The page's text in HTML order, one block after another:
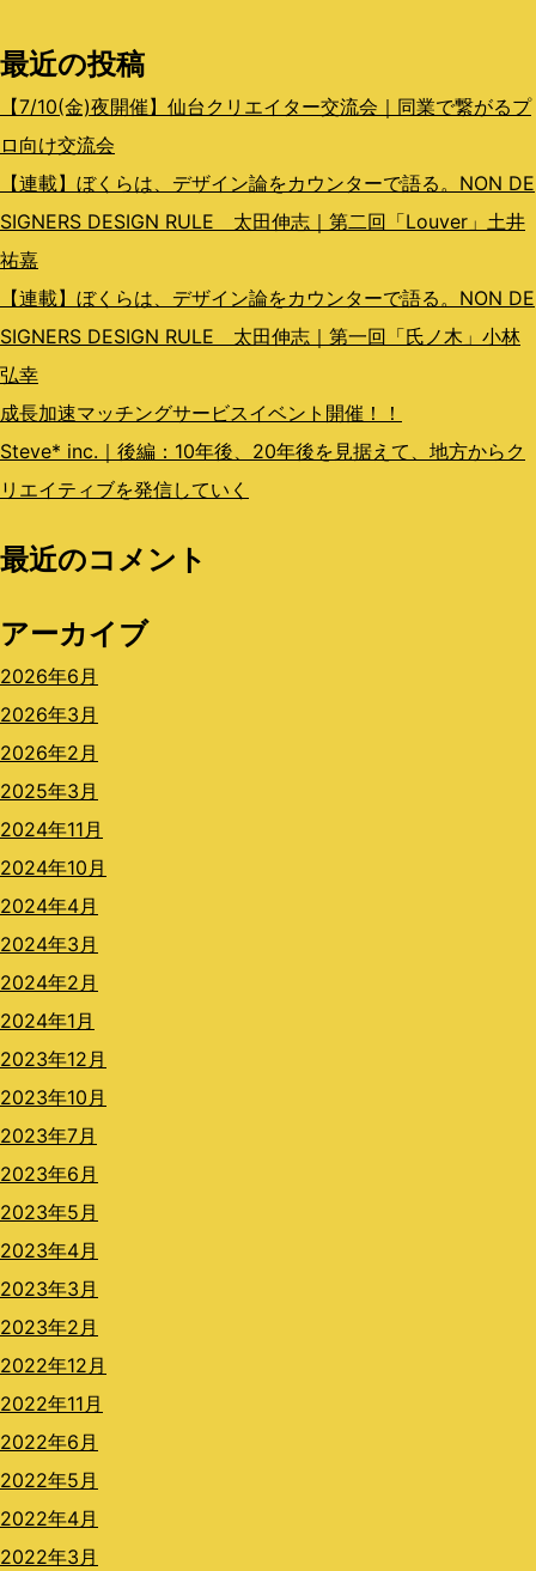
ョ
ン
最近の投稿
【7/10(金)夜開催】仙台クリエイター交流会｜同業で繋がるプ
ロ向け交流会
【連載】ぼくらは、デザイン論をカウンターで語る。NON DE
SIGNERS DESIGN RULE 太田伸志｜第二回「Louver」土井
祐嘉
【連載】ぼくらは、デザイン論をカウンターで語る。NON DE
SIGNERS DESIGN RULE 太田伸志｜第一回「氏ノ木」小林
弘幸
成長加速マッチングサービスイベント開催！！
Steve* inc.｜後編：10年後、20年後を見据えて、地方からク
リエイティブを発信していく
最近のコメント
アーカイブ
2026年6月
2026年3月
2026年2月
2025年3月
2024年11月
2024年10月
2024年4月
2024年3月
2024年2月
2024年1月
2023年12月
2023年10月
2023年7月
2023年6月
2023年5月
2023年4月
2023年3月
2023年2月
2022年12月
2022年11月
2022年6月
2022年5月
2022年4月
2022年3月